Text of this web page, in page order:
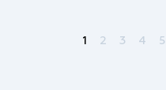
1 2 3 4 5